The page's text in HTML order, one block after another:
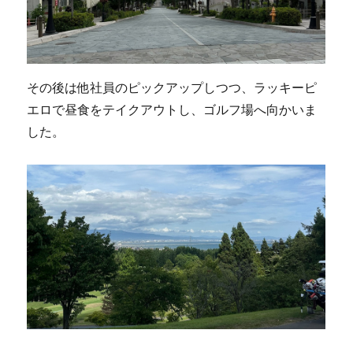
その後は他社員のピックアップしつつ、ラッキーピ
エロで昼食をテイクアウトし、ゴルフ場へ向かいま
した。